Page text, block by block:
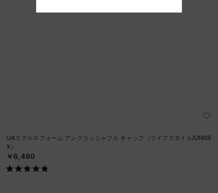
UAステルスフォーム アンクラッシャブル キャップ（ライフスタイル/UNISE
X）
￥6,490